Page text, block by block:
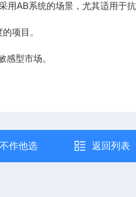
用AB系统的场景，尤其适用于
项目。
感型市场。
作他选 返回列表